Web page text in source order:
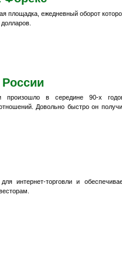
площадка, ежедневный оборот
в середине 90-х
Довольно быстро он
интернет-торговли и